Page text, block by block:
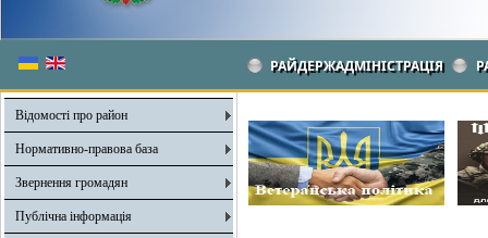
РАЙДЕРЖАДМІНІСТРАЦІЯ
Відомості про район
Нормативно-правова база
Звернення громадян
Публічна інформація